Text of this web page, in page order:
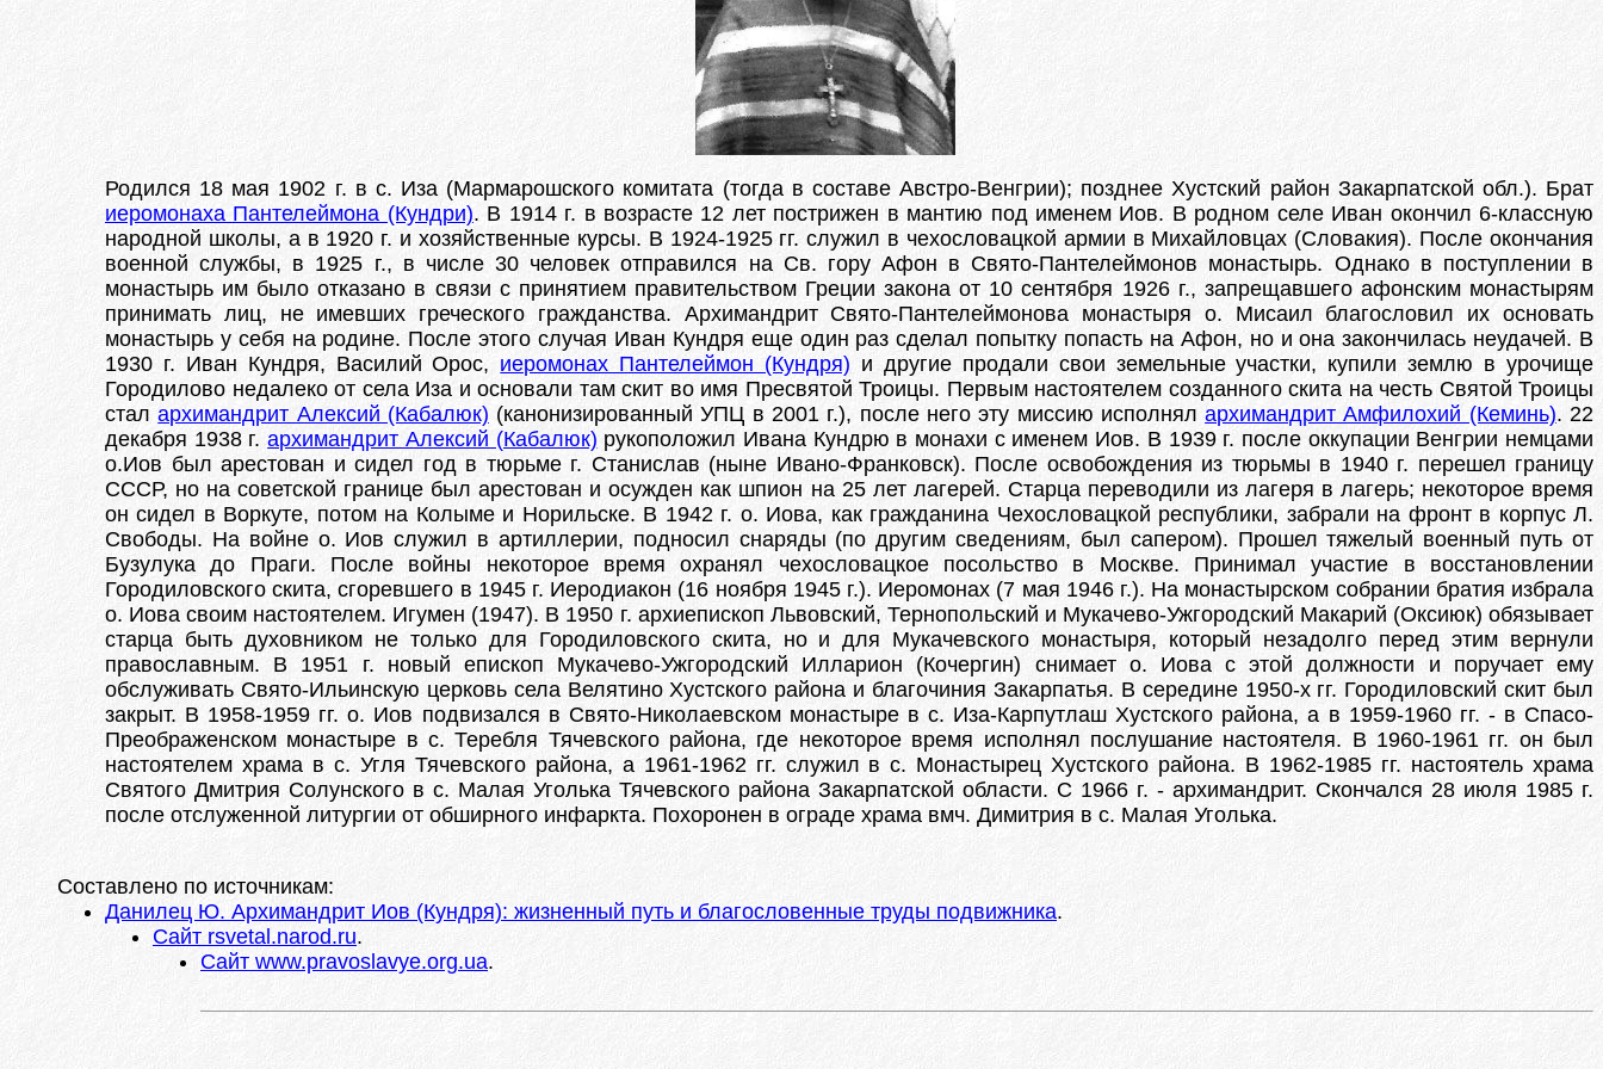
Родился 18 мая 1902 г. в с. Иза (Мармарошского комитата (тогда в составе Австро-Венгрии); позднее Хустский район Закарпатской обл.). Брат
иеромонаха Пантелеймона (Кундри). В 1914 г. в возрасте 12 лет пострижен в мантию под именем Иов. В родном селе Иван окончил 6-классную
народной школы, а в 1920 г. и хозяйственные курсы. В 1924-1925 гг. служил в чехословацкой армии в Михайловцах (Словакия). После окончания
военной службы, в 1925 г., в числе 30 человек отправился на Св. гору Афон в Свято-Пантелеймонов монастырь. Однако в поступлении в
монастырь им было отказано в связи с принятием правительством Греции закона от 10 сентября 1926 г., запрещавшего афонским монастырям
принимать лиц, не имевших греческого гражданства. Архимандрит Свято-Пантелеймонова монастыря о. Мисаил благословил их основать
монастырь у себя на родине. После этого случая Иван Кундря еще один раз сделал попытку попасть на Афон, но и она закончилась неудачей. В
1930 г. Иван Кундря, Василий Орос, иеромонах Пантелеймон (Кундря) и другие продали свои земельные участки, купили землю в урочище
Городилово недалеко от села Иза и основали там скит во имя Пресвятой Троицы. Первым настоятелем созданного скита на честь Святой Троицы
сталархимандрит Алексий (Кабалюк) (канонизированный УПЦ в 2001 г.), после него эту миссию исполнялархимандрит Амфилохий (Кеминь). 22
декабря 1938 г.архимандрит Алексий (Кабалюк) рукоположил Ивана Кундрю в монахи с именем Иов. В 1939 г. после оккупации Венгрии немцами
о.Иов был арестован и сидел год в тюрьме г. Станислав (ныне Ивано-Франковск). После освобождения из тюрьмы в 1940 г. перешел границу
СССР, но на советской границе был арестован и осужден как шпион на 25 лет лагерей. Старца переводили из лагеря в лагерь; некоторое время
он сидел в Воркуте, потом на Колыме и Норильске. В 1942 г. о. Иова, как гражданина Чехословацкой республики, забрали на фронт в корпус Л.
Свободы. На войне о. Иов служил в артиллерии, подносил снаряды (по другим сведениям, был сапером). Прошел тяжелый военный путь от
Бузулука до Праги. После войны некоторое время охранял чехословацкое посольство в Москве. Принимал участие в восстановлении
Городиловского скита, сгоревшего в 1945 г. Иеродиакон (16 ноября 1945 г.). Иеромонах (7 мая 1946 г.). На монастырском собрании братия избрала
о. Иова своим настоятелем. Игумен (1947). В 1950 г. архиепископ Львовский, Тернопольский и Мукачево-Ужгородский Макарий (Оксиюк) обязывает
старца быть духовником не только для Городиловского скита, но и для Мукачевского монастыря, который незадолго перед этим вернули
православным. В 1951 г. новый епископ Мукачево-Ужгородский Илларион (Кочергин) снимает о. Иова с этой должности и поручает ему
обслуживать Свято-Ильинскую церковь села Велятино Хустского района и благочиния Закарпатья. В середине 1950-х гг. Городиловский скит был
закрыт. В 1958-1959 гг. о. Иов подвизался в Свято-Николаевском монастыре в с. Иза-Карпутлаш Хустского района, а в 1959-1960 гг. - в Спасо-
Преображенском монастыре в с. Теребля Тячевского района, где некоторое время исполнял послушание настоятеля. В 1960-1961 гг. он был
настоятелем храма в с. Угля Тячевского района, а 1961-1962 гг. служил в с. Монастырец Хустского района. В 1962-1985 гг. настоятель храма
Святого Дмитрия Солунского в с. Малая Уголька Тячевского района Закарпатской области. С 1966 г. - архимандрит. Скончался 28 июля 1985 г.
после отслуженной литургии от обширного инфаркта. Похоронен в ограде храма вмч. Димитрия в с. Малая Уголька.
Составлено по источникам:
Данилец Ю. Архимандрит Иов (Кундря): жизненный путь и благословенные труды подвижника.
Сайт rsvetal.narod.ru.
Сайт www.pravoslavye.org.ua.